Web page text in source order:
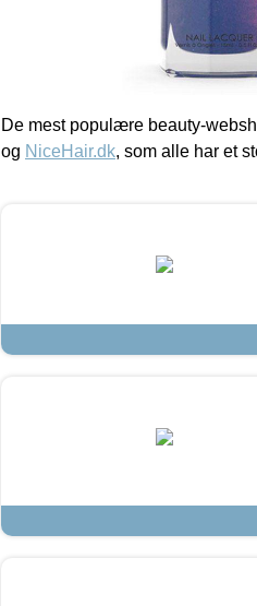
De mest populære beauty-
og NiceHair.dk, som alle har et